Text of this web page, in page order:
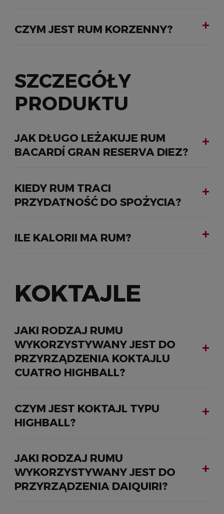
CZYM JEST RUM KORZENNY?
SZCZEGÓŁY
PRODUKTU
JAK DŁUGO LEŻAKUJE RUM
BACARDÍ GRAN RESERVA DIEZ?
KIEDY RUM TRACI
PRZYDATNOŚĆ DO SPOŻYCIA?
ILE KALORII MA RUM?
KOKTAJLE
JAKI RODZAJ RUMU
WYKORZYSTYWANY JEST DO
PRZYRZĄDZENIA KOKTAJLU
CUATRO HIGHBALL?
CZYM JEST KOKTAJL TYPU
HIGHBALL?
JAKI RODZAJ RUMU
WYKORZYSTYWANY JEST DO
PRZYRZĄDZENIA DAIQUIRI?